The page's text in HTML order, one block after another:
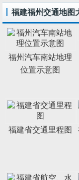
福建福州交通地图
福州汽车南站地理
位置示意图
福建省交通里程图